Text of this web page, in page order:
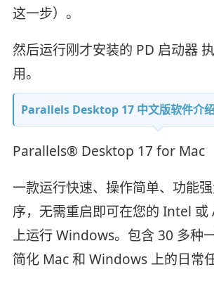
这一步）。
然后运行刚才安装的 PD 启动器
用。
Parallels Desktop 17 中文版软件介
Parallels® Desktop 17 for Mac
一款运行快速、操作简单、功能
序，无需重启即可在您的 Intel
上运行 Windows。包含 30 多种
简化 Mac 和 Windows 上的日常任